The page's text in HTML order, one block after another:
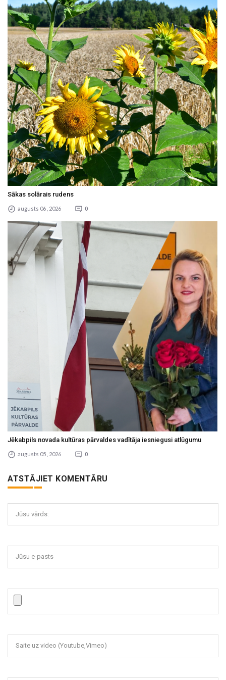
Sākas solārais rudens
augusts 06 , 2026 0
Jēkabpils novada kultūras pārvaldes vadītāja iesniegusi atlūgumu
augusts 05 , 2026 0
ATSTĀJIET KOMENTĀRU
Jūsu vārds:
Jūsu e-pasts
Saite uz video (Youtube,Vimeo)